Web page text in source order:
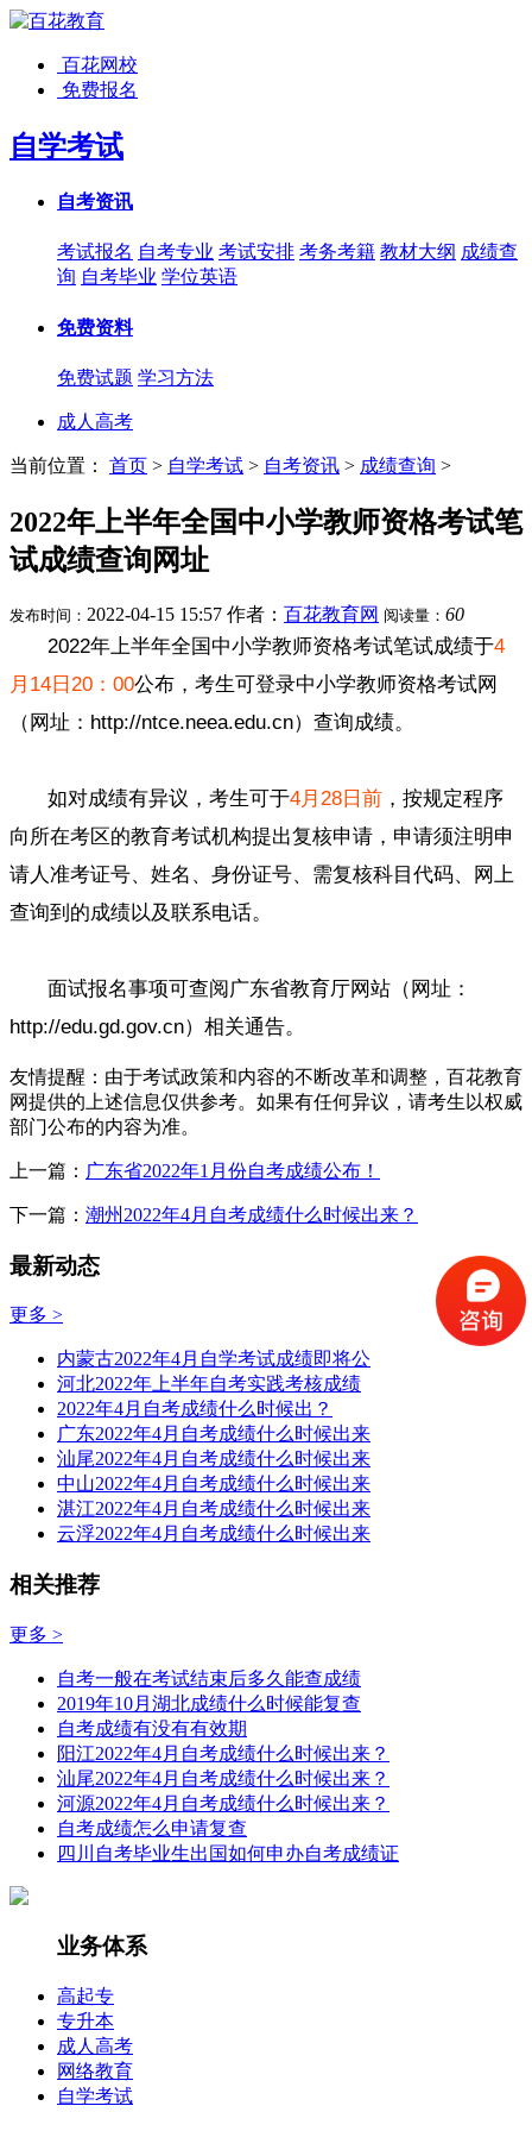
百花网校
免费报名
自学考试
自考资讯
考试报名 自考专业 考试安排 考务考籍 教材大纲 成绩查
询 自考毕业 学位英语
免费资料
免费试题 学习方法
成人高考
当前位置： 首页 > 自学考试 > 自考资讯 > 成绩查询 >
2022年上半年全国中小学教师资格考试笔
试成绩查询网址
发布时间： 2022-04-15 15:57 作者： 百花教育网 阅读量： 60
2022年上半年全国中小学教师资格考试笔试成绩于4
月14日20：00公布，考生可登录中小学教师资格考试网
（网址：http://ntce.neea.edu.cn）查询成绩。
如对成绩有异议，考生可于4月28日前 ，按规定程序
向所在考区的教育考试机构提出复核申请，申请须注明申
请人准考证号、姓名、身份证号、需复核科目代码、网上
查询到的成绩以及联系电话。
面试报名事项可查阅广东省教育厅网站（网址：
http://edu.gd.gov.cn）相关通告。
友情提醒：由于考试政策和内容的不断改革和调整，百花教育
网提供的上述信息仅供参考。如果有任何异议，请考生以权威
部门公布的内容为准。
上一篇： 广东省2022年1月份自考成绩公布！
下一篇： 潮州2022年4月自考成绩什么时候出来？
最新动态
更多 >
内蒙古2022年4月自学考试成绩即将公
河北2022年上半年自考实践考核成绩
2022年4月自考成绩什么时候出？
广东2022年4月自考成绩什么时候出来
汕尾2022年4月自考成绩什么时候出来
中山2022年4月自考成绩什么时候出来
湛江2022年4月自考成绩什么时候出来
云浮2022年4月自考成绩什么时候出来
相关推荐
更多 >
自考一般在考试结束后多久能查成绩
2019年10月湖北成绩什么时候能复查
自考成绩有没有有效期
阳江2022年4月自考成绩什么时候出来？
汕尾2022年4月自考成绩什么时候出来？
河源2022年4月自考成绩什么时候出来？
自考成绩怎么申请复查
四川自考毕业生出国如何申办自考成绩证
业务体系
高起专
专升本
成人高考
网络教育
自学考试